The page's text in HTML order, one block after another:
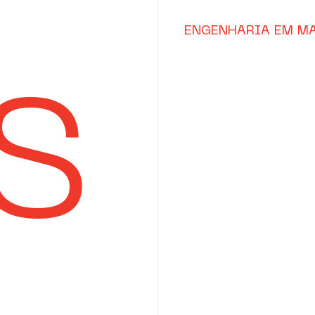
ENGENHARIA EM